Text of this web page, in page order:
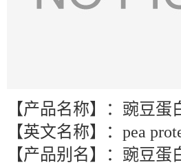
【产品名称】：豌豆蛋
【英文名称】：pea
【产品别名】：豌豆